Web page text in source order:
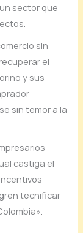
sector que
sin
el
y sus
sin temor a la
castiga el
tecnificar